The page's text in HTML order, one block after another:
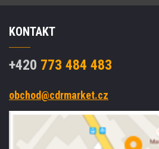
KONTAKT
+420 773 484 483
obchod@cdrmarket.cz